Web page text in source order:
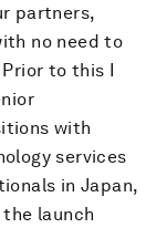
partners,
no need to
to this I
with
services
in Japan,
launch